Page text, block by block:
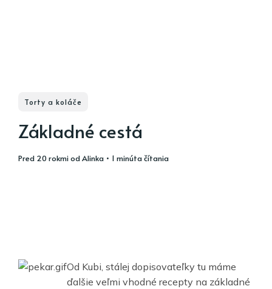
Torty a koláče
Základné cestá
pred 20 rokmiodAlinka • 1 minúta čítania
Od Kubi, stálej dopisovateľky tu máme
ďalšie veľmi vhodné recepty na základné